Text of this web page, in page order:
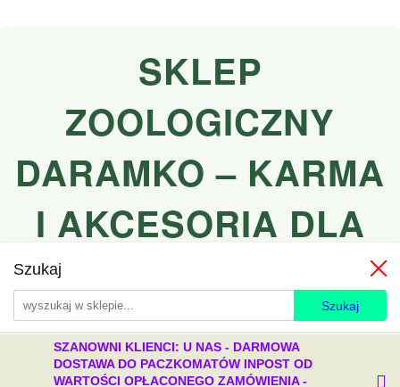
SKLEP
ZOOLOGICZNY
DARAMKO – KARMA
I AKCESORIA DLA
PSÓW I KOTÓW
Szukaj
SZANOWNI KLIENCI: U NAS - DARMOWA
DOSTAWA DO PACZKOMATÓW INPOST OD
WARTOŚCI OPŁACONEGO ZAMÓWIENIA -